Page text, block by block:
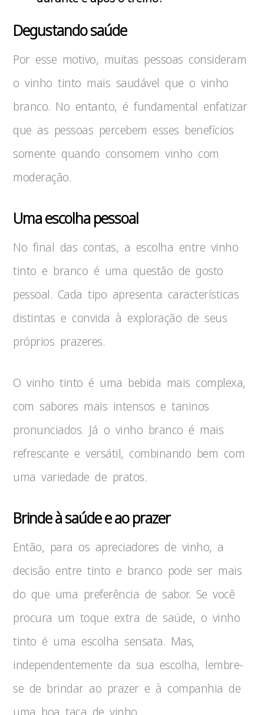
Degustando saúde
Por esse motivo, muitas pessoas consideram
o vinho tinto mais saudável que o vinho
branco. No entanto, é fundamental enfatizar
que as pessoas percebem esses benefícios
somente quando consomem vinho com
moderação.
Uma escolha pessoal
No final das contas, a escolha entre vinho
tinto e branco é uma questão de gosto
pessoal. Cada tipo apresenta características
distintas e convida à exploração de seus
próprios prazeres.
O vinho tinto é uma bebida mais complexa,
com sabores mais intensos e taninos
pronunciados. Já o vinho branco é mais
refrescante e versátil, combinando bem com
uma variedade de pratos.
Brinde à saúde e ao prazer
Então, para os apreciadores de vinho, a
decisão entre tinto e branco pode ser mais
do que uma preferência de sabor. Se você
procura um toque extra de saúde, o vinho
tinto é uma escolha sensata. Mas,
independentemente da sua escolha, lembre-
se de brindar ao prazer e à companhia de
uma boa taça de vinho.